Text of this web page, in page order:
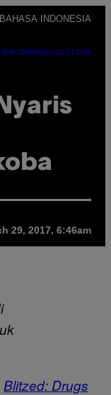
INDONESIA
NEWSLETTER
29, 2017, 6:46am
Blitzed: Drugs